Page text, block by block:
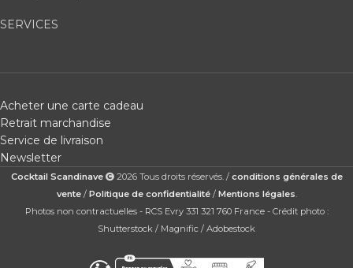
SERVICES
Acheter une carte cadeau
Retrait marchandise
Service de livraison
Newsletter
Cocktail Scandinave 2026 Tous droits réservés. / conditions générales de
vente/ Politique de confidentialité/ Mentions légales.
Photos non contractuelles - RCS Evry 331 321 760 France - Crédit photo :
Shutterstock / Magnific / Adobestock